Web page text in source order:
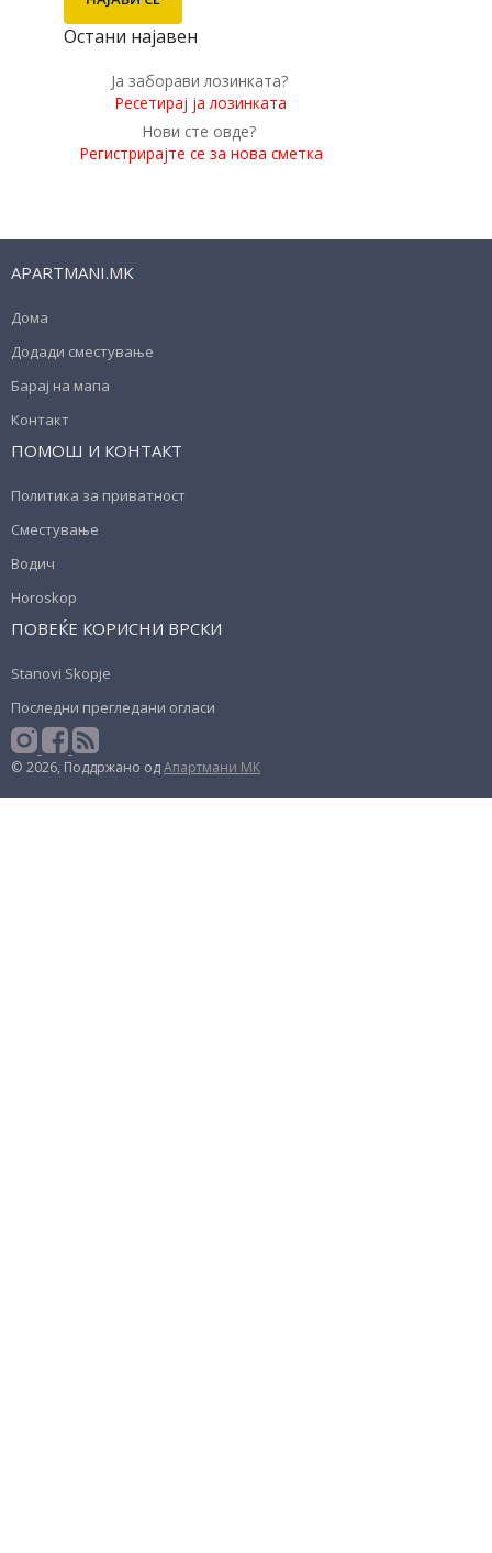
Остани најавен
Ја заборави лозинката?
Ресетирај ја лозинката
Нови сте овде?
Регистрирајте се за нова сметка
APARTMANI.MK
Дома
Додади сместување
Барај на мапа
Контакт
ПОМОШ И КОНТАКТ
Политика за приватност
Сместување
Водич
Horoskop
ПОВЕЌЕ КОРИСНИ ВРСКИ
Stanovi Skopje
Последни прегледани огласи
© 2026, Поддржано одАпартмани МК